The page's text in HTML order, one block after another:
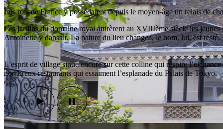
Les rois de France y possédaient depuis le moyen-âge un relais de
Les jardins du domaine royal attirèrent au XVIIIème siècle les
Antoinette y dansait. La nature du lieu changea, le nom, lui, est resté.
L’esprit de village sinue encore sur cette colline qui respire
nombreux restaurants qui essaiment l’esplanade du Palais de Tokyo.